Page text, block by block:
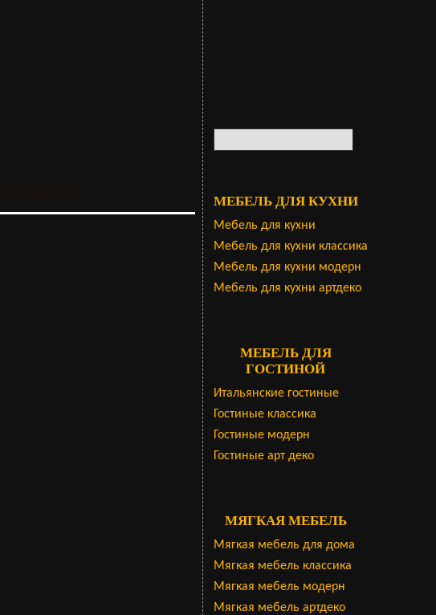
МЕБЕЛЬ ДЛЯ КУХНИ
Мебель для кухни
Мебель для кухни классика
Мебель для кухни модерн
Мебель для кухни артдеко
МЕБЕЛЬ ДЛЯ
ГОСТИНОЙ
Итальянские гостиные
Гостиные классика
Гостиные модерн
Гостиные арт деко
МЯГКАЯ МЕБЕЛЬ
Мягкая мебель для дома
Мягкая мебель классика
Мягкая мебель модерн
Мягкая мебель артдеко